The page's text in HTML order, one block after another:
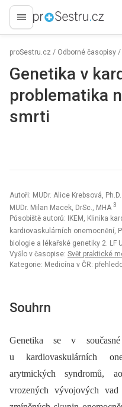
proLékaře.cz
proSestru.cz / Odborné časopisy /
Genetika v
problematika
smrti
Autoři: MUDr. Alice Krebsová, Ph.D.
MUDr. Milan Macek, DrSc., MHA 3
Působiště autorů: IKEM, Klinika
kardiovaskulárních onemocnění,
biologie a lékařské genetiky 2. LF
Vyšlo v časopise: Svět praktické
Kategorie: Medicína v ČR:
Souhrn
Genetika se v
u kardiovaskulárních
arytmických syndromů,
vrozených vývojových